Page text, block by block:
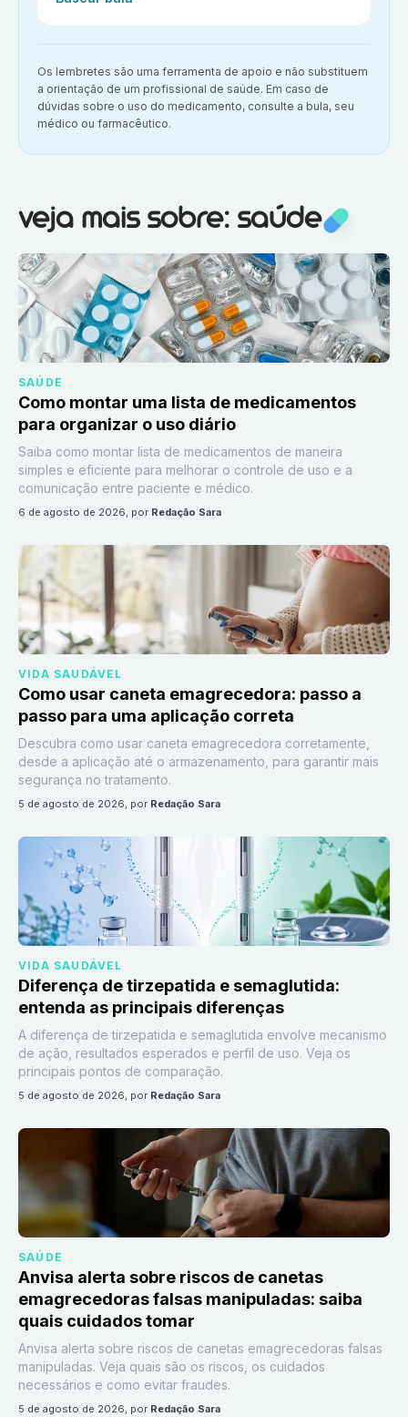
Aviso importante:
Os lembretes são uma ferramenta de apoio e não substituem
a orientação de um profissional de saúde. Em caso de
dúvidas sobre o uso do medicamento, consulte a bula, seu
médico ou farmacêutico.
Veja mais sobre:Saúde
veja mais sobre: saúde
SAÚDE
Como montar uma lista de medicamentos
para organizar o uso diário
Saiba como montar lista de medicamentos de maneira
simples e eficiente para melhorar o controle de uso e a
comunicação entre paciente e médico.
6 de agosto de 2026, por Redação Sara
VIDA SAUDÁVEL
Como usar caneta emagrecedora: passo a
passo para uma aplicação correta
Descubra como usar caneta emagrecedora corretamente,
desde a aplicação até o armazenamento, para garantir mais
segurança no tratamento.
5 de agosto de 2026, por Redação Sara
VIDA SAUDÁVEL
Diferença de tirzepatida e semaglutida:
entenda as principais diferenças
A diferença de tirzepatida e semaglutida envolve mecanismo
de ação, resultados esperados e perfil de uso. Veja os
principais pontos de comparação.
5 de agosto de 2026, por Redação Sara
SAÚDE
Anvisa alerta sobre riscos de canetas
emagrecedoras falsas manipuladas: saiba
quais cuidados tomar
Anvisa alerta sobre riscos de canetas emagrecedoras falsas
manipuladas. Veja quais são os riscos, os cuidados
necessários e como evitar fraudes.
5 de agosto de 2026, por Redação Sara